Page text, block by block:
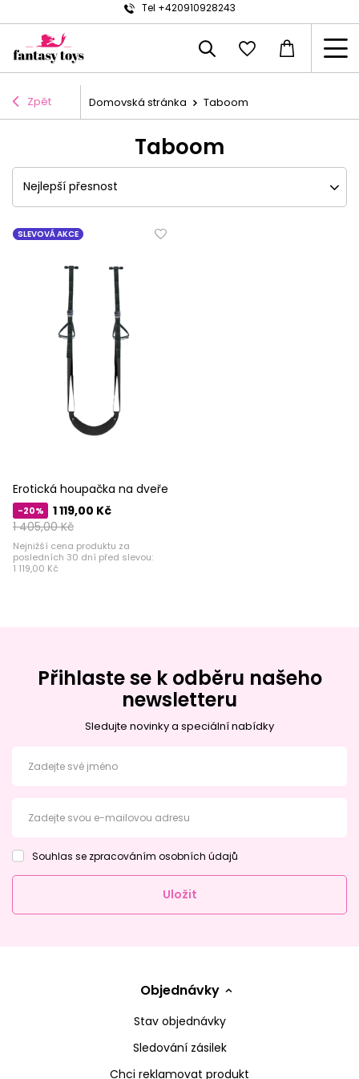
Tel +420910928243
Zpět Domovská stránka Taboom
Taboom
Nejlepší přesnost
SLEVOVÁ AKCE
Erotická houpačka na dveře
-20%
1 405,00 Kč
1 119,00 Kč
Nejnižší cena produktu za
posledních 30 dní před slevou:
1 119,00 Kč
Přihlaste se k odběru našeho
newsletteru
Sledujte novinky a speciální nabídky
Zadejte své jméno
Zadejte svou e-mailovou adresu
Souhlas se zpracováním osobních údajů
Uložit
Objednávky
Stav objednávky
Sledování zásilek
Chci reklamovat produkt